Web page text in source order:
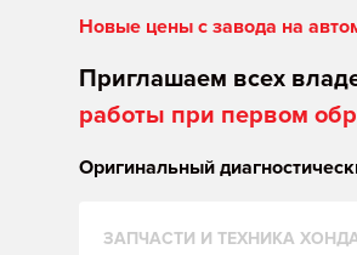
Новые цены с завода на
Приглашаем всех
работы при первом
Оригинальный
ЗАПЧАСТИ И ТЕХНИКА